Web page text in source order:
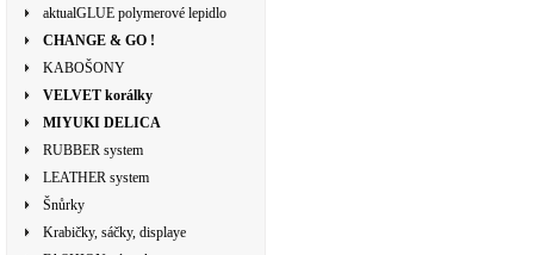
aktualGLUE polymerové lepidlo
CHANGE & GO !
KABOŠONY
VELVET korálky
MIYUKI DELICA
RUBBER system
LEATHER system
Šnůrky
Krabičky, sáčky, displaye